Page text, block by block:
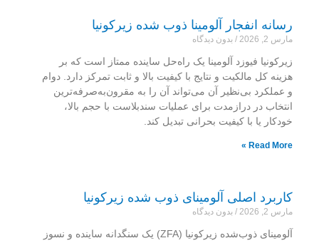
رسانه انفجار آلومینا ذوب شده زیرکونیا
مارس 2, 2026 بدون دیدگاه
زیرکونیا فیوزد آلومینا یک راه‌حل ساینده ممتاز است که بر
هزینه کل مالکیت و نتایج با کیفیت بالا و ثابت تمرکز دارد. دوام
و عملکرد بی‌نظیر آن می‌تواند آن را به مقرون‌به‌صرفه‌ترین
انتخاب در درازمدت برای عملیات سندبلاست با حجم بالا،
خودکار یا با کیفیت بحرانی تبدیل کند.
Read More »
کاربرد اصلی آلومینای ذوب شده زیرکونیا
مارس 2, 2026 بدون دیدگاه
آلومینای ذوب‌شده زیرکونیا (ZFA) یک سنگدانه ساینده و نسوز